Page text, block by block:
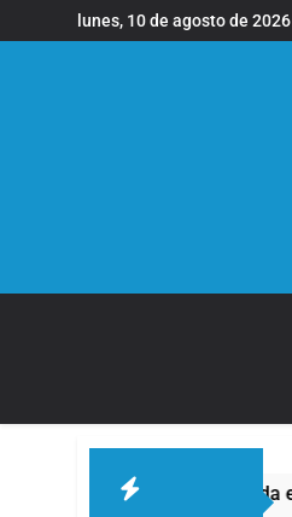
al
lunes, 10 de agosto de 2026
la ropa de su hija